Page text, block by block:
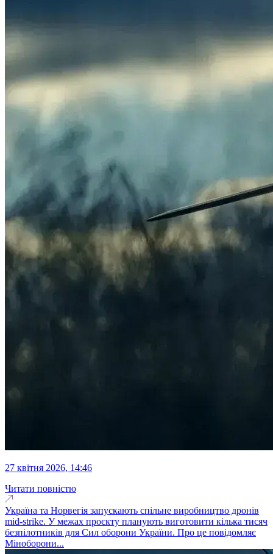
27 квітня 2026, 14:46
Читати повністю
Україна та Норвегія запускають спільне виробництво дронів
mid-strike. У межах проєкту планують виготовити кілька тисяч
безпілотників для Сил оборони України. Про це повідомляє
Міноборони...